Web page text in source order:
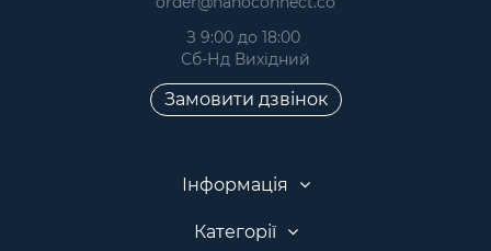
З 9:00 до 18:00
Сб-Нд Вихідний
Замовити дзвінок
Інформація
Категорії